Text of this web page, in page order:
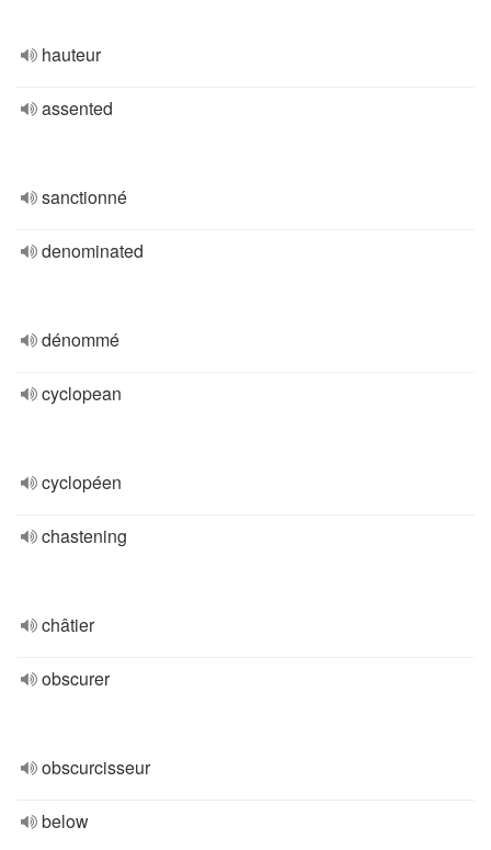
hauteur
assented
sanctionné
denominated
dénommé
cyclopean
cyclopéen
chastening
châtier
obscurer
obscurcisseur
below